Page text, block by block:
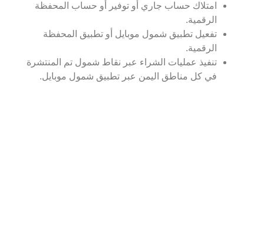
امتلاك حساب جاري أو توفير أو حساب المحفظة
الرقمية.
تفعيل تطبيق شمول موبايل أو تطبيق المحفظة
الرقمية.
تنفيذ عمليات الشراء عبر نقاط شمول تم المنتشرة
في كل مناطق اليمن عبر تطبيق شمول موبايل.